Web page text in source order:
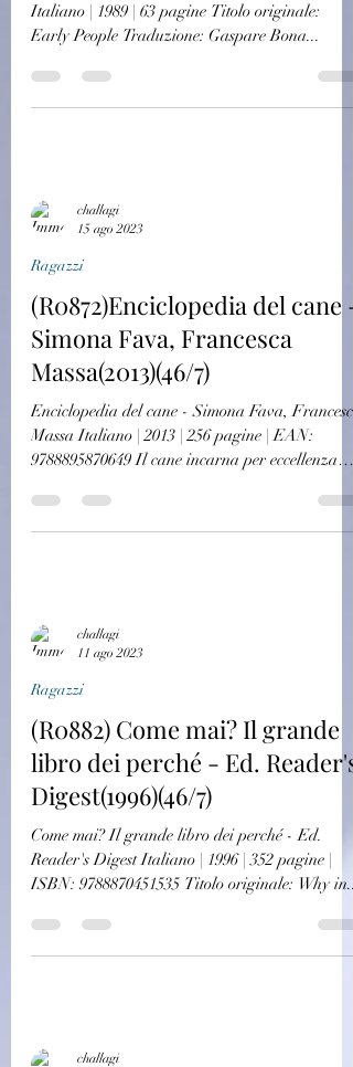
Italiano | 1989 | 63 pagine Titolo originale:
Early People Traduzione: Gaspare Bona...
challagi
15 ago 2023
Ragazzi
(R0872)Enciclopedia del cane -
Simona Fava, Francesca
Massa(2013)(46/7)
Enciclopedia del cane - Simona Fava, Francesca
Massa Italiano | 2013 | 256 pagine | EAN:
9788895870649 Il cane incarna per eccellenza
challagi
11 ago 2023
Ragazzi
(R0882) Come mai? Il grande
libro dei perché - Ed. Reader's
Digest(1996)(46/7)
Come mai? Il grande libro dei perché - Ed.
Reader's Digest Italiano | 1996 | 352 pagine |
ISBN: 9788870451535 Titolo originale: Why in...
challagi